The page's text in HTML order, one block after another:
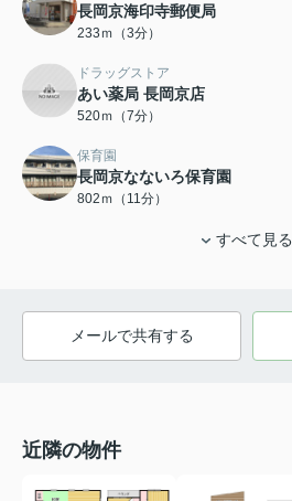
長岡京海印寺郵便局
233ｍ（3分）
ドラッグストア
あい薬局 長岡京店
520ｍ（7分）
保育園
長岡京なないろ保育園
802ｍ（11分）
すべて見る
メールで共有する
近隣の物件